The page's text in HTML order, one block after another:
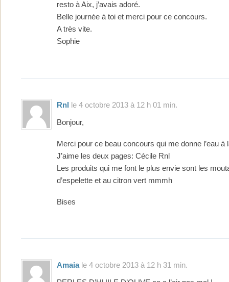
resto à Aix, j’avais adoré.
Belle journée à toi et merci pour ce concours.
A très vite.
Sophie
Rnl le 4 octobre 2013 à 12 h 01 min.
Bonjour,
Merci pour ce beau concours qui me donne l’eau à
J’aime les deux pages: Cécile Rnl
Les produits qui me font le plus envie sont les
d’espelette et au citron vert mmmh
Bises
Amaiale 4 octobre 2013 à 12 h 31 min.